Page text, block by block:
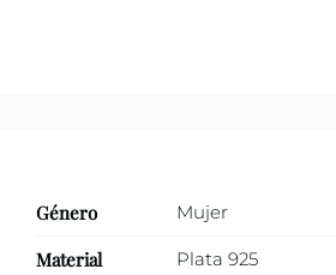
Género Mujer
Material Plata 925